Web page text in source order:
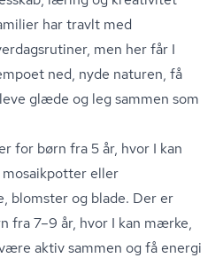
har travlt med
men her får I
ned, nyde naturen, få
glæde og leg sammen som
for børn fra 5 år, hvor I kan
eller
blomster og blade. Der er
fra 7–9 år, hvor I kan mærke,
aktiv sammen og få energi